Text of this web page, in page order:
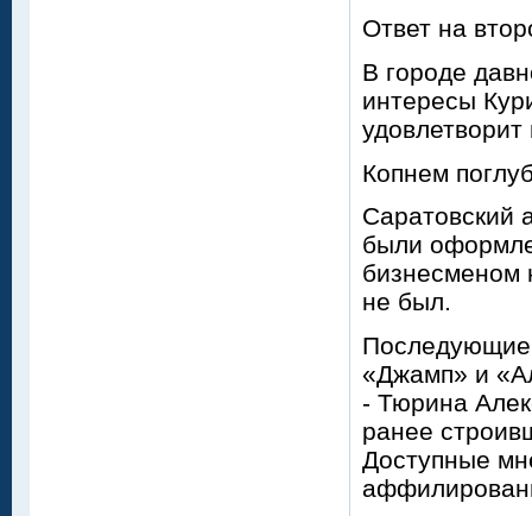
Ответ на
В городе
интересы
Копнем
Саратовский
были
бизнесменом
не был.
Последующие
«Джамп» и
- Тюрина
ранее
Доступные